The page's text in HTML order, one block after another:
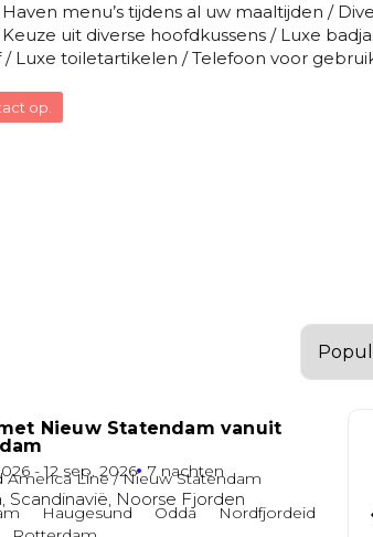
beperkt zicht) Dek
menu’s tijdens al uw maaltijden /
uit diverse hoofdkussens / Luxe
Luxe toiletartikelen / Telefoon voor
op.